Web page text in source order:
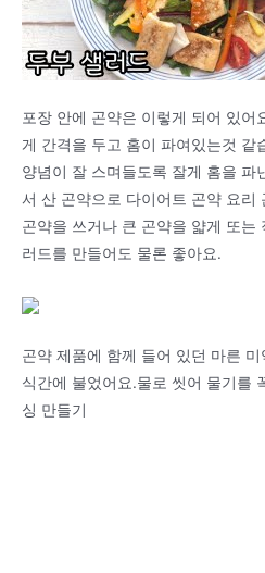
포장 안에 곤약은 이렇게 되어 있어
게 간격을 두고 홈이 파여있는것 같
양념이 잘 스며들도록 잘게 홈을 파
서 산 곤약으로 다이어트 곤약 요리
곤약을 쓰거나 큰 곤약을 얇게 또는
러드를 만들어도 물론 좋아요.
곤약 제품에 함께 들어 있던 마른
식간에 불었어요.물로 씻어 물기를
싱 만들기